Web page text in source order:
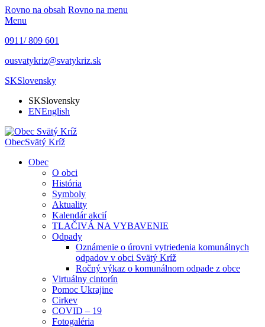
Rovno na obsah Rovno na menu
Menu
0911/ 809 601
ousvatykriz@svatykriz.sk
SKSlovensky
SKSlovensky
ENEnglish
ObecSvätý Kríž
Obec
O obci
História
Symboly
Aktuality
Kalendár akcií
TLAČIVÁ NA VYBAVENIE
Odpady
Oznámenie o úrovni vytriedenia komunálnych
odpadov v obci Svätý Kríž
Ročný výkaz o komunálnom odpade z obce
Virtuálny cintorín
Pomoc Ukrajine
Cirkev
COVID – 19
Fotogaléria